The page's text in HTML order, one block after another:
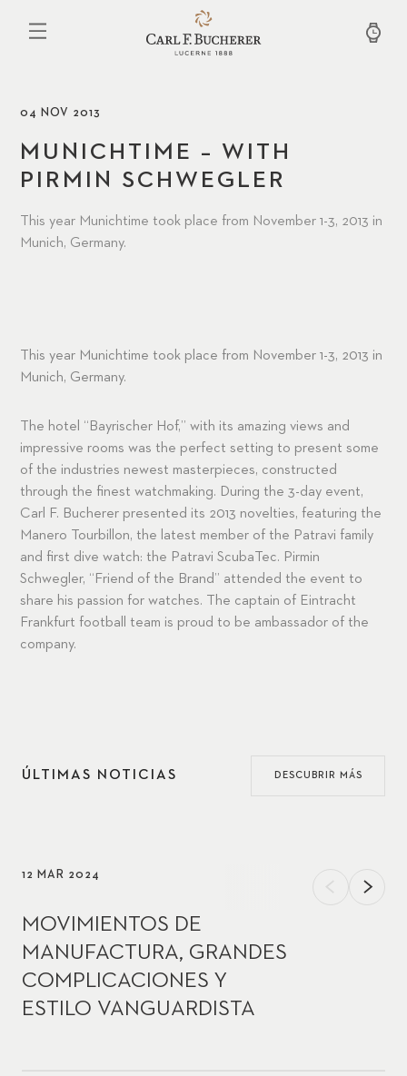
contenido
04 NOV 2013
MUNICHTIME – WITH
PIRMIN SCHWEGLER
This year Munichtime took place from November 1-3, 2013 in
Munich, Germany.
This year Munichtime took place from November 1-3, 2013 in
Munich, Germany.
The hotel “Bayrischer Hof,” with its amazing views and
impressive rooms was the perfect setting to present some
of the industries newest masterpieces, constructed
through the finest watchmaking. During the 3-day event,
Carl F. Bucherer presented its 2013 novelties, featuring the
Manero Tourbillon, the latest member of the Patravi family
and first dive watch: the Patravi ScubaTec. Pirmin
Schwegler, “Friend of the Brand” attended the event to
share his passion for watches. The captain of Eintracht
Frankfurt football team is proud to be ambassador of the
company.
ÚLTIMAS NOTICIAS DESCUBRIR MÁS
12 MAR 2024
MOVIMIENTOS DE
MANUFACTURA, GRANDES
COMPLICACIONES Y
ESTILO VANGUARDISTA